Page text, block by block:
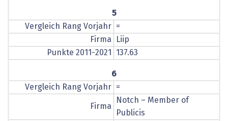
5
Vergleich Rang Vorjahr
=
Firma
Liip
Punkte 2011-2021
137.63
6
Vergleich Rang Vorjahr
=
Firma
Notch – Member of
Publicis